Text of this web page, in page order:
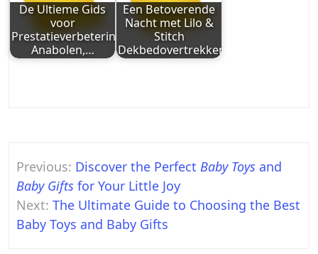
De Ultieme Gids
voor
Prestatieverbetering:
Anabolen,…
Een Betoverende
Nacht met Lilo &
Stitch
Dekbedovertrekken
Post
navigation
Previous: Discover the Perfect Baby Toys and
Baby Gifts for Your Little Joy
Next: The Ultimate Guide to Choosing the Best
Baby Toys and Baby Gifts